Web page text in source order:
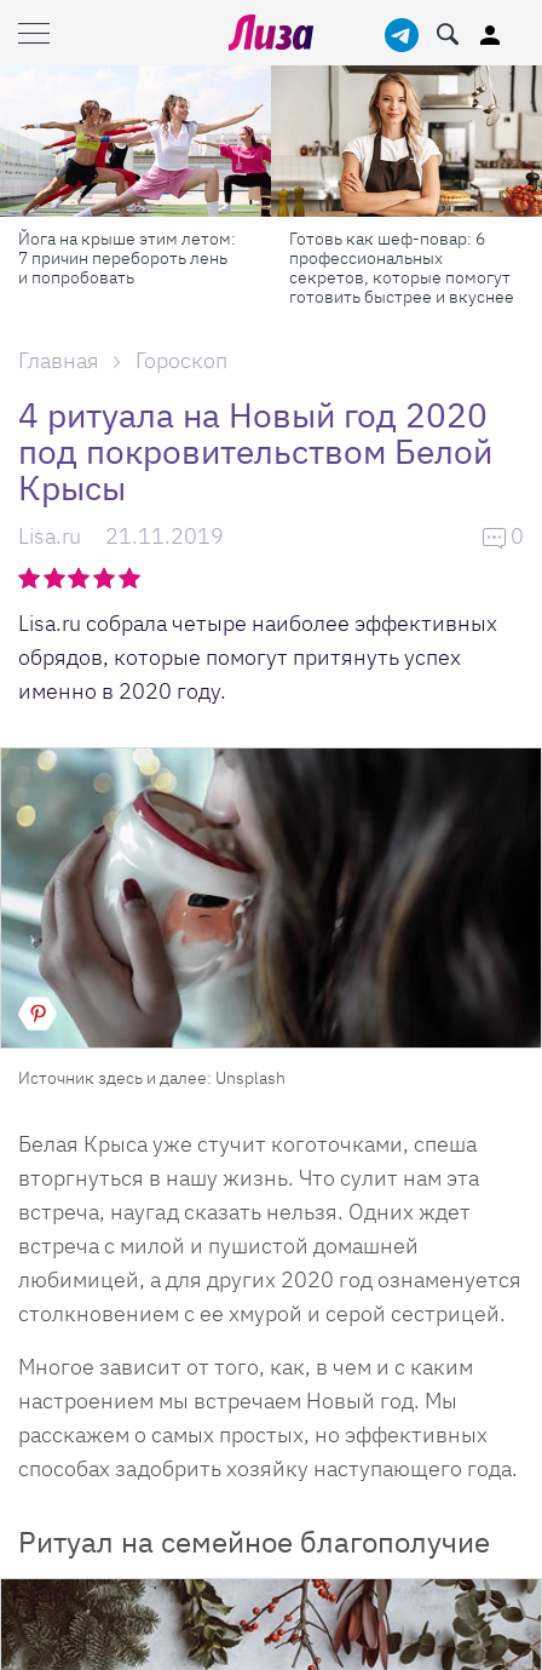
Готовь как шеф-повар: 6
профессиональных
секретов, которые помогут
Масштабные приключения:
самые красивые фестивали
России в августе
Главная Гороскоп
4 ритуала на Новый год 2020
под покровительством Белой
Крысы
Lisa.ru 21.11.2019 0
Lisa.ru собрала четыре наиболее эффективных
обрядов, которые помогут притянуть успех
именно в 2020 году.
Источник здесь и далее: Unsplash
Белая Крыса уже стучит коготочками, спеша
вторгнуться в нашу жизнь. Что сулит нам эта
встреча, наугад сказать нельзя. Одних ждет
встреча с милой и пушистой домашней
любимицей, а для других 2020 год ознаменуется
столкновением с ее хмурой и серой сестрицей.
Многое зависит от того, как, в чем и с каким
настроением мы встречаем Новый год. Мы
расскажем о самых простых, но эффективных
способах задобрить хозяйку наступающего года.
Ритуал на семейное благополучие